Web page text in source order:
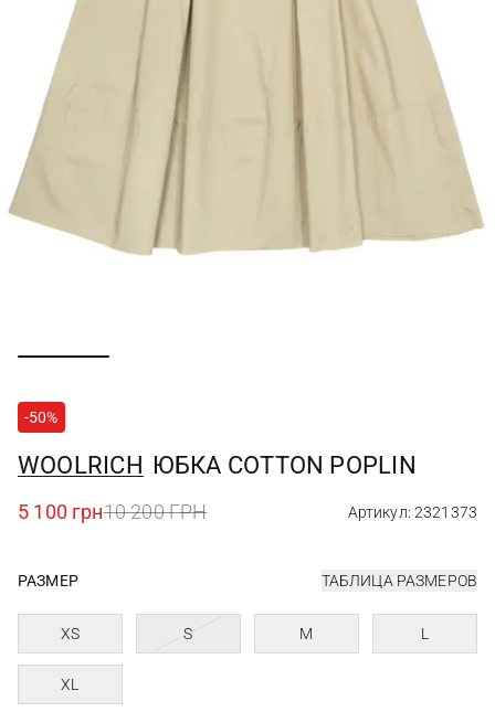
-50%
WOOLRICH ЮБКА COTTON POPLIN
5 100 грн10 200 ГРН Артикул: 2321373
РАЗМЕР ТАБЛИЦА РАЗМЕРОВ
XS S M L
XL